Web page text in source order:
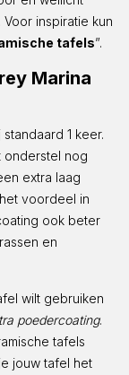
inspiratie kun
tafels”.
Marina
1 keer.
onderstel nog
extra laag
voordeel in
ook beter
en
wilt gebruiken
poedercoating.
tafels
jouw tafel het